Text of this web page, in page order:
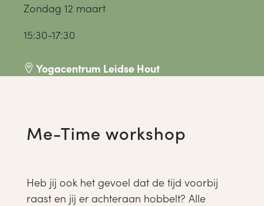
Zondag 12 maart
15:30-17:30
 Yogacentrum Leidse Hout
Me-Time workshop
Heb jij ook het gevoel dat de tijd voorbij
raast en jij er achteraan hobbelt? Alle